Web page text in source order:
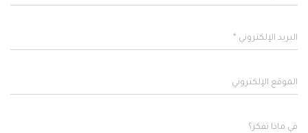
البريد الإلكتروني *
الموقع الإلكتروني
في ماذا تفكر؟